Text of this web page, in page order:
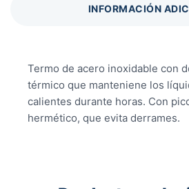
INFORMACIÓN
Termo de acero inoxidable con
térmico que manteniene los
calientes durante horas. Con
hermético, que evita derrames.